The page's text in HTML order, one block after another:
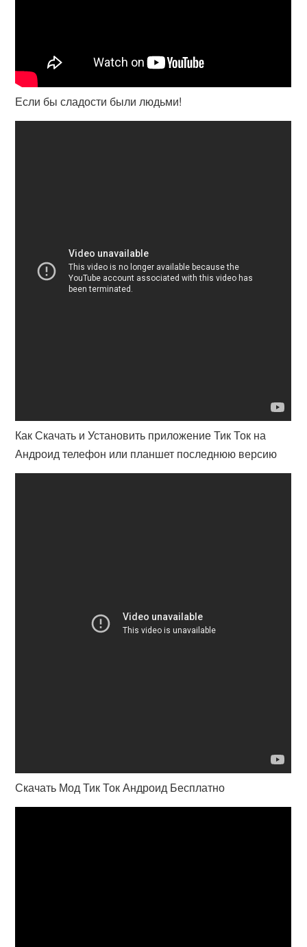
Если бы сладости были людьми!
Как Скачать и Установить приложение Тик Ток на
Андроид телефон или планшет последнюю версию
Скачать Мод Тик Ток Андроид Бесплатно